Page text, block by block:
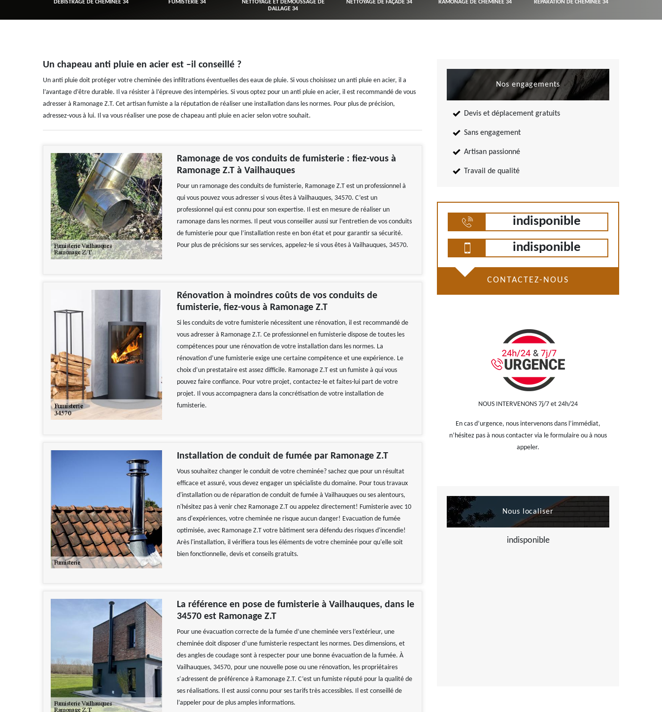
DÉBISTRAGE DE CHEMINÉE 34 FUMISTERIE 34
NETTOYAGE ET DÉMOUSSAGE DE
DALLAGE 34
NETTOYAGE DE FAÇADE 34 RAMONAGE DE CHEMINÉE 34 RÉPARATION DE CHEMINÉE 34
Un chapeau anti pluie en acier est –il conseillé ?
Un anti pluie doit protéger votre cheminée des infiltrations éventuelles des eaux de pluie. Si vous choisissez un anti pluie en acier, il a
l’avantage d’être durable. Il va résister à l’épreuve des intempéries. Si vous optez pour un anti pluie en acier, il est recommandé de vous
adresser à Ramonage Z.T. Cet artisan fumiste a la réputation de réaliser une installation dans les normes. Pour plus de précision,
adressez-vous à lui. Il va vous réaliser une pose de chapeau anti pluie en acier selon votre souhait.
Ramonage de vos conduits de fumisterie : fiez-vous à
Ramonage Z.T à Vailhauques
Pour un ramonage des conduits de fumisterie, Ramonage Z.T est un professionnel à
qui vous pouvez vous adresser si vous êtes à Vailhauques, 34570. C’est un
professionnel qui est connu pour son expertise. Il est en mesure de réaliser un
ramonage dans les normes. Il peut vous conseiller aussi sur l’entretien de vos conduits
de fumisterie pour que l’installation reste en bon état et pour garantir sa sécurité.
Pour plus de précisions sur ses services, appelez-le si vous êtes à Vailhauques, 34570.
Rénovation à moindres coûts de vos conduits de
fumisterie, fiez-vous à Ramonage Z.T
Si les conduits de votre fumisterie nécessitent une rénovation, il est recommandé de
vous adresser à Ramonage Z.T. Ce professionnel en fumisterie dispose de toutes les
compétences pour une rénovation de votre installation dans les normes. La
rénovation d’une fumisterie exige une certaine compétence et une expérience. Le
choix d’un prestataire est assez difficile. Ramonage Z.T est un fumiste à qui vous
pouvez faire confiance. Pour votre projet, contactez-le et faites-lui part de votre
projet. Il vous accompagnera dans la concrétisation de votre installation de
fumisterie.
Installation de conduit de fumée par Ramonage Z.T
Vous souhaitez changer le conduit de votre cheminée? sachez que pour un résultat
efficace et assuré, vous devez engager un spécialiste du domaine. Pour tous travaux
d'installation ou de réparation de conduit de fumée à Vailhauques ou ses alentours,
n'hésitez pas à venir chez Ramonage Z.T ou appelez directement! Fumisterie avec 10
ans d'expériences, votre cheminée ne risque aucun danger! Evacuation de fumée
optimisée, avec Ramonage Z.T votre bâtiment sera défendu des risques d'incendie!
Arès l'installation, il vérifiera tous les éléments de votre cheminée pour qu'elle soit
bien fonctionnelle, devis et conseils gratuits.
La référence en pose de fumisterie à Vailhauques, dans le
34570 est Ramonage Z.T
Pour une évacuation correcte de la fumée d’une cheminée vers l’extérieur, une
cheminée doit disposer d’une fumisterie respectant les normes. Des dimensions, et
des angles de coudage sont à respecter pour une bonne évacuation de la fumée. À
Vailhauques, 34570, pour une nouvelle pose ou une rénovation, les propriétaires
s‘adressent de préférence à Ramonage Z.T. C’est un fumiste réputé pour la qualité de
ses réalisations. Il est aussi connu pour ses tarifs très accessibles. Il est conseillé de
l’appeler pour de plus amples informations.
Nos engagements
Devis et déplacement gratuits
Sans engagement
Artisan passionné
Travail de qualité
indisponible
indisponible
CONTACTEZ-NOUS
NOUS INTERVENONS 7j/7 et 24h/24
En cas d’urgence, nous intervenons dans l’immédiat,
n’hésitez pas à nous contacter via le formulaire ou à nous
appeler.
Nous localiser
indisponible